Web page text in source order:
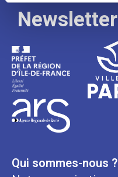
Newsletter
Qui sommes-nous ?